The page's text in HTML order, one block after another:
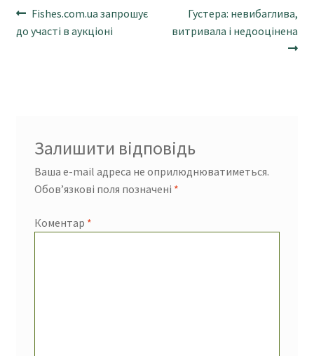
я
к
Навігація
записів
Попередні
записи:
Fishes.com.ua запрошує
до участі в аукціоні
Наступні
записи:
Густера: невибаглива,
витривала і недооцінена
Залишити відповідь
Ваша e-mail адреса не оприлюднюватиметься.
Обов’язкові поля позначені *
Коментар *